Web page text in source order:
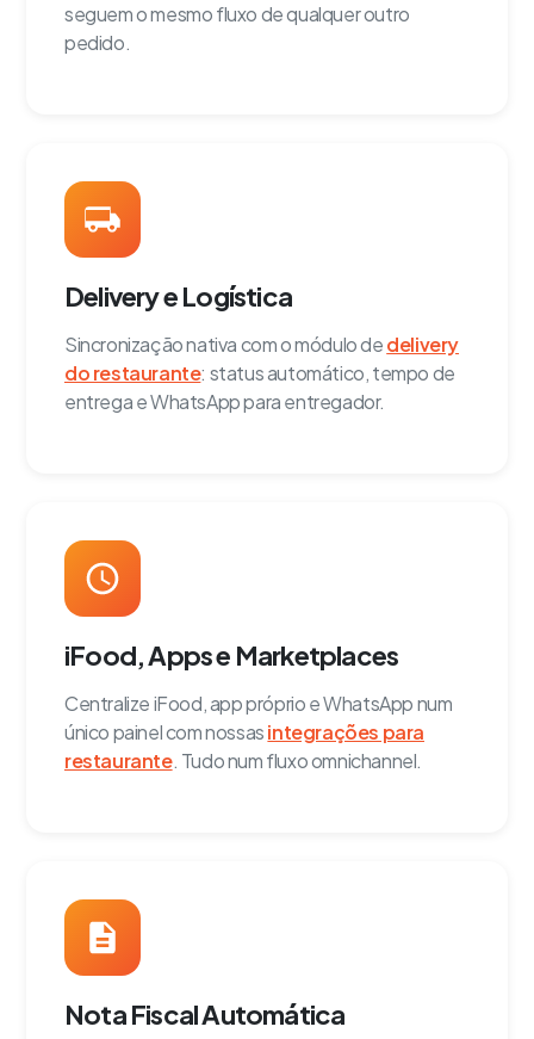
seguem o mesmo fluxo de qualquer outro
pedido.
Delivery e Logística
Sincronização nativa com o módulo dedelivery
do restaurante: status automático, tempo de
entrega e WhatsApp para entregador.
iFood, Apps e Marketplaces
Centralize iFood, app próprio e WhatsApp num
único painel com nossasintegrações para
restaurante. Tudo num fluxo omnichannel.
Nota Fiscal Automática